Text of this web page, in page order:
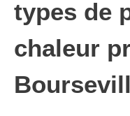
types de
chaleur